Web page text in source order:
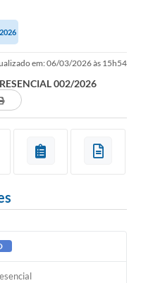
em: 06/03/2026 às 15h54
002/2026